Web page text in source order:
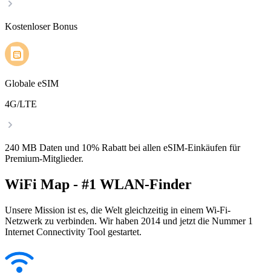
Kostenloser Bonus
Globale eSIM
4G/LTE
240 MB Daten und 10% Rabatt bei allen eSIM-Einkäufen für
Premium-Mitglieder.
WiFi Map - #1 WLAN-Finder
Unsere Mission ist es, die Welt gleichzeitig in einem Wi-Fi-
Netzwerk zu verbinden. Wir haben 2014 und jetzt die Nummer 1
Internet Connectivity Tool gestartet.